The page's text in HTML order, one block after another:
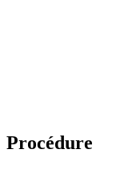
Procédure